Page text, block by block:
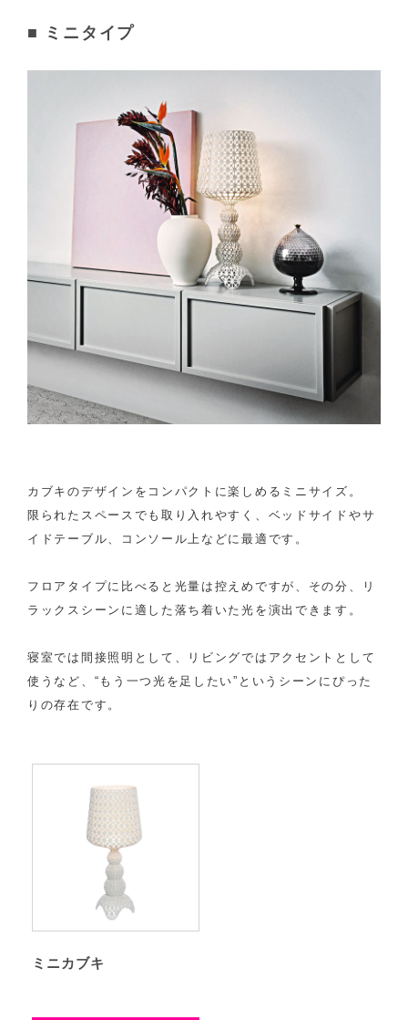
■ ミニタイプ
カブキのデザインをコンパクトに楽しめるミニサイズ。
限られたスペースでも取り入れやすく、ベッドサイドやサ
イドテーブル、コンソール上などに最適です。
フロアタイプに比べると光量は控えめですが、その分、リ
ラックスシーンに適した落ち着いた光を演出できます。
寝室では間接照明として、リビングではアクセントとして
使うなど、“もう一つ光を足したい”というシーンにぴった
りの存在です。
ミニカブキ